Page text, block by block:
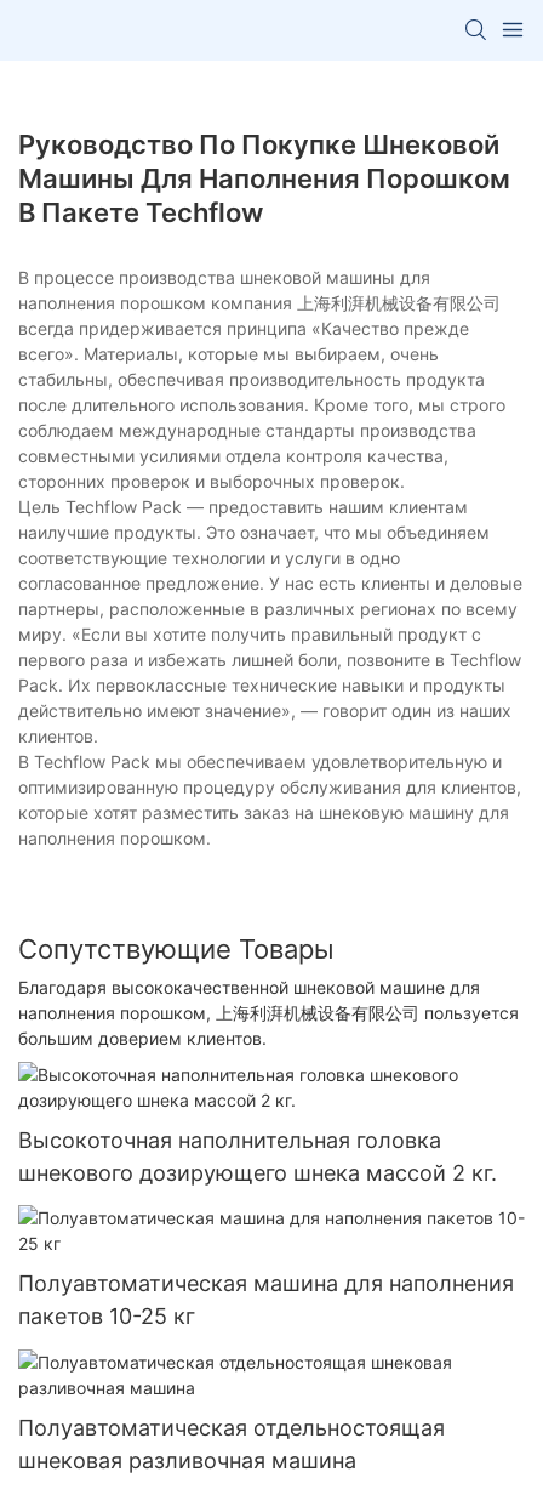
Руководство По Покупке Шнековой
Машины Для Наполнения Порошком
В Пакете Techflow
В процессе производства шнековой машины для
наполнения порошком компания 上海利湃机械设备有限公司
всегда придерживается принципа «Качество прежде
всего». Материалы, которые мы выбираем, очень
стабильны, обеспечивая производительность продукта
после длительного использования. Кроме того, мы строго
соблюдаем международные стандарты производства
совместными усилиями отдела контроля качества,
сторонних проверок и выборочных проверок.
Цель Techflow Pack — предоставить нашим клиентам
наилучшие продукты. Это означает, что мы объединяем
соответствующие технологии и услуги в одно
согласованное предложение. У нас есть клиенты и деловые
партнеры, расположенные в различных регионах по всему
миру. «Если вы хотите получить правильный продукт с
первого раза и избежать лишней боли, позвоните в Techflow
Pack. Их первоклассные технические навыки и продукты
действительно имеют значение», — говорит один из наших
клиентов.
В Techflow Pack мы обеспечиваем удовлетворительную и
оптимизированную процедуру обслуживания для клиентов,
которые хотят разместить заказ на шнековую машину для
наполнения порошком.
Сопутствующие Товары
Благодаря высококачественной шнековой машине для
наполнения порошком, 上海利湃机械设备有限公司 пользуется
большим доверием клиентов.
Высокоточная наполнительная головка
шнекового дозирующего шнека массой 2 кг.
Полуавтоматическая машина для наполнения
пакетов 10-25 кг
Полуавтоматическая отдельностоящая
шнековая разливочная машина